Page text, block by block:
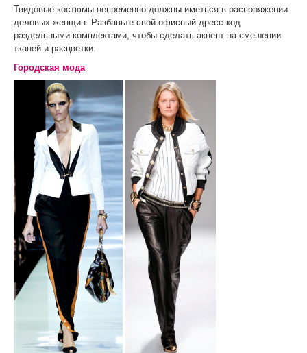
Твидовые костюмы непременно должны иметься в распоряжении
деловых женщин. Разбавьте свой офисный дресс-код
раздельными комплектами, чтобы сделать акцент на смешении
тканей и расцветки.
Городская мода